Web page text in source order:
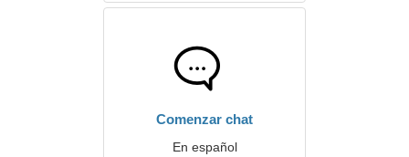
Comenzar chat
En español